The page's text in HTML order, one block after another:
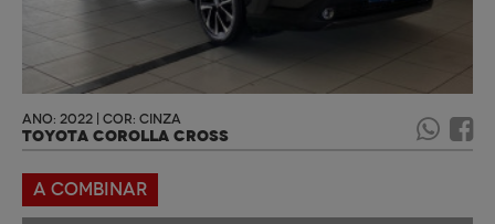
ANO: 2022 | COR: CINZA
TOYOTA COROLLA CROSS
A COMBINAR